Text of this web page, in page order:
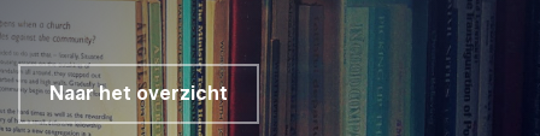
Naar het overzicht